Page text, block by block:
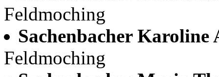
Feldmoching
Sachenbacher
Feldmoching